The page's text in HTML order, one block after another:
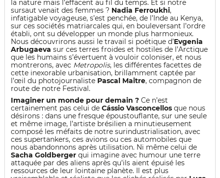
la nature mais l’effacent au fil du temps. Et si notre
sursaut venait des femmes ? Nadia Ferroukhi,
infatigable voyageuse, s’est penchée, de l’Inde au Kenya,
sur ces sociétés matriarcales qui, en bouleversant l’ordre
établi, ont su développer un monde plus harmonieux.
Nous découvrirons aussi le travail si poétique d’Evgenia
Arbugaeva sur ces terres froides et hostiles de l’Arctique
que les humains s’évertuent à vouloir coloniser, et nous
montrerons, avec Metropolis, les différentes facettes de
cette inexorable urbanisation, brillamment captée par
l’œil du photojournaliste Pascal Maitre, compagnon de
route de notre Festival.
Imaginer un monde pour demain ?Ce n’est
certainement pas celui de Cássio Vasconcellosque nous
désirons : dans une fresque époustouflante, sur une seule
et même image, l’artiste brésilien a minutieusement
composé les méfaits de notre surindustrialisation, avec
ces supertankers, ces avions ou ces automobiles que
nous abandonnons après utilisation. Ni même celui de
Sacha Goldbergerqui imagine avec humour une terre
attaquée par des aliens après qu’ils aient épuisé les
ressources de leur lointaine planète. Il est plus